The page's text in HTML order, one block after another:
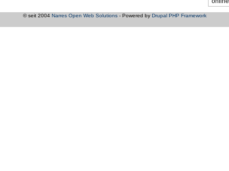
© seit 2004 Narres Open Web Solutions- Powered by Drupal PHP Framework